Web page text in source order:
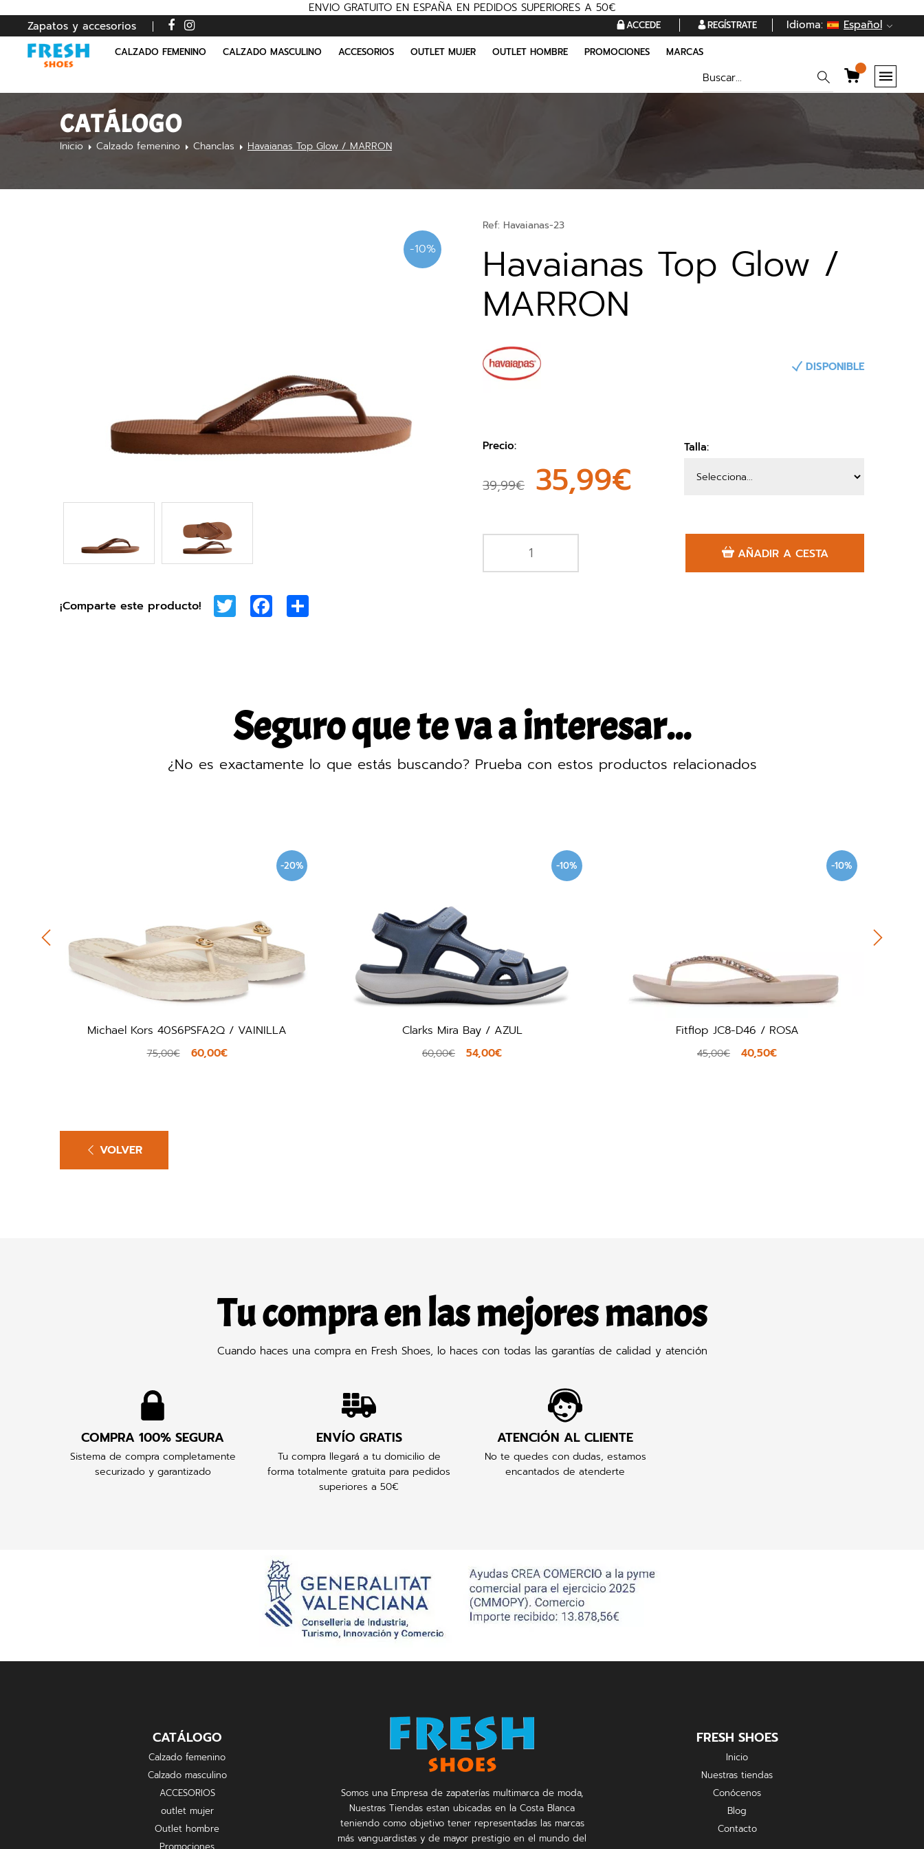
ENVIO GRATUITO EN ESPAÑA EN PEDIDOS SUPERIORES A 50€
Zapatos y accesorios
ACCEDE REGÍSTRATE Idioma: Español
CALZADO FEMENINO CALZADO MASCULINO ACCESORIOS OUTLET MUJER OUTLET HOMBRE PROMOCIONES MARCAS
CATÁLOGO
Inicio Calzado femenino Chanclas Havaianas Top Glow / MARRON
-10%
¡Comparte este producto! Twitter Facebook
Ref: Havaianas-23
Havaianas Top Glow /
MARRON
DISPONIBLE
Precio:
39,99€ 35,99€
Talla:
AÑADIR A CESTA
Seguro que te va a interesar...
¿No es exactamente lo que estás buscando? Prueba con estos productos relacionados
/ VAINILLA Clarks Mira Bay / AZUL Fitflop JC8-D46 / ROSA Havaianas Slim GlitterII /
VOLVER
Tu compra en las mejores manos
Cuando haces una compra en Fresh Shoes, lo haces con todas las garantías de calidad y atención
COMPRA 100% SEGURA
Sistema de compra completamente
securizado y garantizado
ENVÍO GRATIS
Tu compra llegará a tu domicilio de
forma totalmente gratuita para pedidos
superiores a 50€
ATENCIÓN AL CLIENTE
No te quedes con dudas, estamos
encantados de atenderte
CATÁLOGO
Calzado femenino
Calzado masculino
ACCESORIOS
outlet mujer
Outlet hombre
Somos una Empresa de zapaterías multimarca de moda,
Nuestras Tiendas estan ubicadas en la Costa Blanca
teniendo como objetivo tener representadas las marcas
más vanguardistas y de mayor prestigio en el mundo del
FRESH SHOES
Inicio
Nuestras tiendas
Conócenos
Blog
Contacto